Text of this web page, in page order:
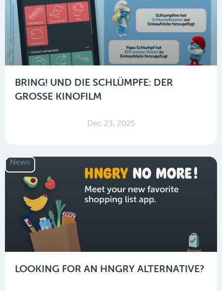
BRING! UND DIE SCHLÜMPFE: DER
GROSSE KINOFILM
Dec 23, 2025
News
LOOKING FOR AN HNGRY ALTERNATIVE?